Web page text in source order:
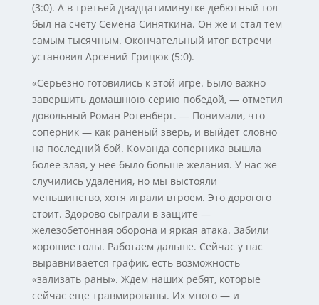
(3:0). А в третьей двадцатиминутке дебютный гол
был на счету Семена Синяткина. Он же и стал тем
самым тысячным. Окончательный итог встречи
установил Арсений Грицюк (5:0).
«Серьезно готовились к этой игре. Было важно
завершить домашнюю серию победой, — отметил
довольный Роман Ротенберг. — Понимали, что
соперник — как раненый зверь, и выйдет словно
на последний бой. Команда соперника вышла
более злая, у нее было больше желания. У нас же
случились удаления, но мы выстояли
меньшинство, хотя играли втроем. Это дорогого
стоит. Здорово сыграли в защите —
железобетонная оборона и яркая атака. Забили
хорошие голы. Работаем дальше. Сейчас у нас
выравнивается график, есть возможность
«зализать раны». Ждем наших ребят, которые
сейчас еще травмированы. Их много — и